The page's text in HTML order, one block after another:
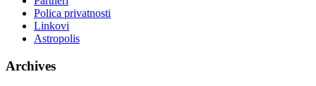
Polica privatnosti
Linkovi
Astropolis
Archives